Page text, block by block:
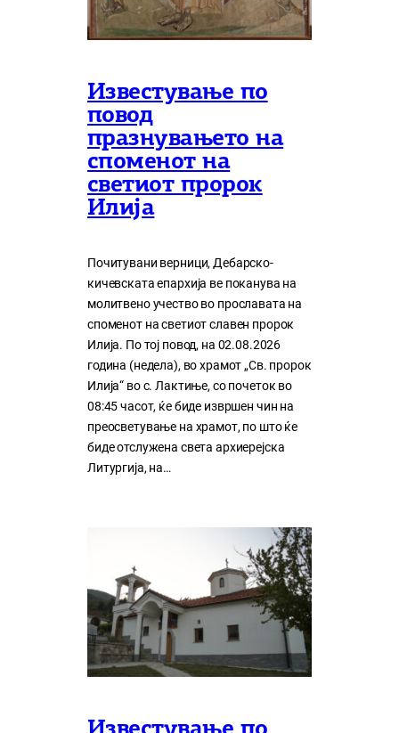
Известување по
повод
празнувањето на
споменот на
светиот пророк
Илија
Почитувани верници, Дебарско-
кичевската епархија ве поканува на
молитвено учество во прославата на
споменот на светиот славен пророк
Илија. По тој повод, на 02.08.2026
година (недела), во храмот „Св. пророк
Илија“ во с. Лактиње, со почеток во
08:45 часот, ќе биде извршен чин на
преосветување на храмот, по што ќе
биде отслужена света архиерејска
Литургија, на…